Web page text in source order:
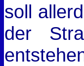
soll
der